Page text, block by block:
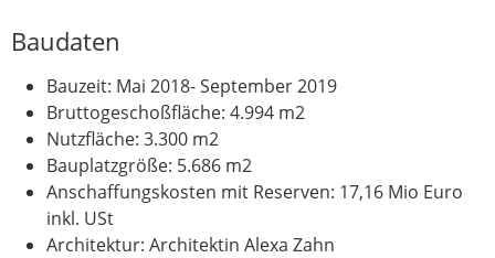
Baudaten
Bauzeit: Mai 2018- September 2019
Bruttogeschoßfläche: 4.994 m2
Nutzfläche: 3.300 m2
Bauplatzgröße: 5.686 m2
Anschaffungskosten mit Reserven: 17,16 Mio Euro
inkl. USt
Architektur: Architektin Alexa Zahn